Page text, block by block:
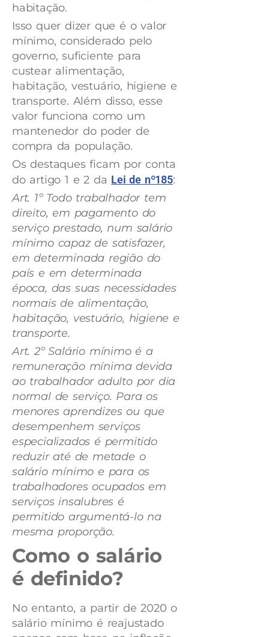
habitação.
Isso quer dizer que é o valor
mínimo, considerado pelo
governo, suficiente para
custear alimentação,
habitação, vestuário, higiene e
transporte. Além disso, esse
valor funciona como um
mantenedor do poder de
compra da população.
Os destaques ficam por conta
do artigo 1 e 2 da Lei de nº185:
Art. 1º Todo trabalhador tem
direito, em pagamento do
serviço prestado, num salário
mínimo capaz de satisfazer,
em determinada região do
país e em determinada
época, das suas necessidades
normais de alimentação,
habitação, vestuário, higiene e
transporte.
Art. 2º Salário mínimo é a
remuneração mínima devida
ao trabalhador adulto por dia
normal de serviço. Para os
menores aprendizes ou que
desempenhem serviços
especializados é permitido
reduzir até de metade o
salário mínimo e para os
trabalhadores ocupados em
serviços insalubres é
permitido argumentá-lo na
mesma proporção.
Como o salário
é definido?
No entanto, a partir de 2020 o
salário mínimo é reajustado